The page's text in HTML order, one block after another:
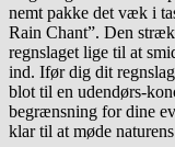
nemt pakke det væk i
Rain Chant”. Den
regnslaget lige til at
ind. Ifør dig dit
blot til en udendørs-
begrænsning for dine
klar til at møde